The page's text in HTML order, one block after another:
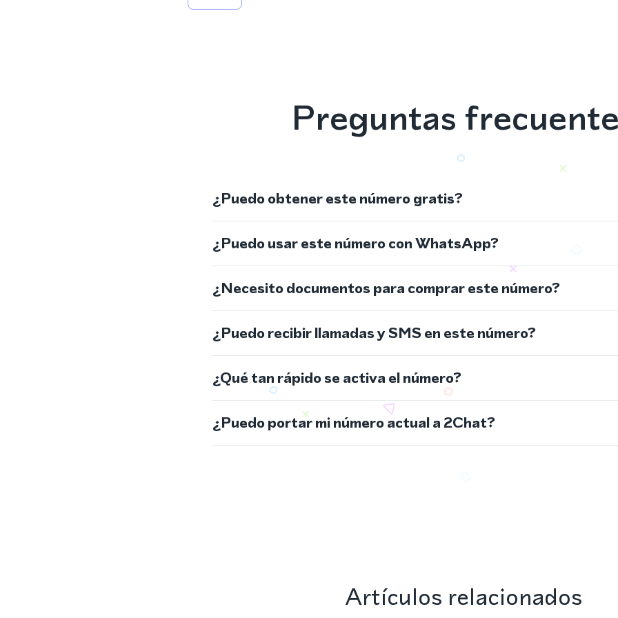
Preguntas
¿Puedo obtener este número gratis?
¿Puedo usar este número con WhatsApp?
¿Necesito documentos para comprar este número?
¿Puedo recibir llamadas y SMS en este número?
¿Qué tan rápido se activa el número?
¿Puedo portar mi número actual a 2Chat?
Artículos relacionados